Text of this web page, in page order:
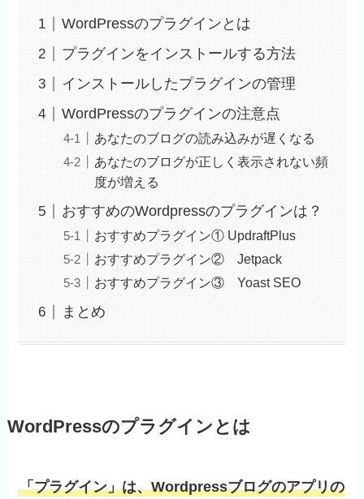
WordPressのプラグインとは
プラグインをインストールする方法
インストールしたプラグインの管理
WordPressのプラグインの注意点
あなたのブログの読み込みが遅くなる
あなたのブログが正しく表示されない頻
度が増える
おすすめのWordpressのプラグインは？
おすすめプラグイン① UpdraftPlus
おすすめプラグイン② Jetpack
おすすめプラグイン③ Yoast SEO
まとめ
WordPressのプラグインとは
「プラグイン」は、Wordpressブログのアプリの